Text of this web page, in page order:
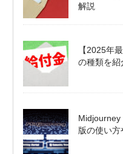
解説
【2025年
の種類を紹
Midjourney
版の使い方